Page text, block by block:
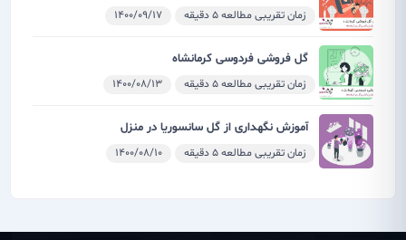
زمان تقریبی مطالعه 5 دقیقه 1400/09/17
گل فروشی فردوسی کرمانشاه
زمان تقریبی مطالعه 5 دقیقه 1400/08/13
آموزش نگهداری از گل سانسوریا در منزل
زمان تقریبی مطالعه 5 دقیقه 1400/08/10